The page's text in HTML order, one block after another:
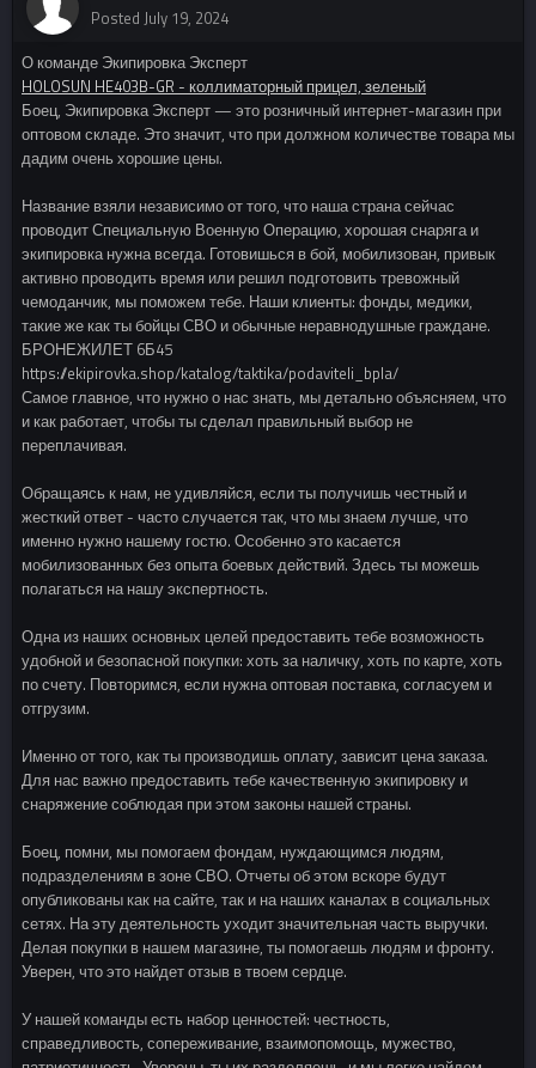
Posted July 19, 2024
О команде Экипировка Эксперт
HOLOSUN HE403B-GR - коллиматорный прицел, зеленый
Боец, Экипировка Эксперт — это розничный интернет-магазин при
оптовом складе. Это значит, что при должном количестве товара мы
дадим очень хорошие цены.
Название взяли независимо от того, что наша страна сейчас
проводит Специальную Военную Операцию, хорошая снаряга и
экипировка нужна всегда. Готовишься в бой, мобилизован, привык
активно проводить время или решил подготовить тревожный
чемоданчик, мы поможем тебе. Наши клиенты: фонды, медики,
такие же как ты бойцы СВО и обычные неравнодушные граждане.
БРОНЕЖИЛЕТ 6Б45
https://ekipirovka.shop/katalog/taktika/podaviteli_bpla/
Самое главное, что нужно о нас знать, мы детально объясняем, что
и как работает, чтобы ты сделал правильный выбор не
переплачивая.
Обращаясь к нам, не удивляйся, если ты получишь честный и
жесткий ответ - часто случается так, что мы знаем лучше, что
именно нужно нашему гостю. Особенно это касается
мобилизованных без опыта боевых действий. Здесь ты можешь
полагаться на нашу экспертность.
Одна из наших основных целей предоставить тебе возможность
удобной и безопасной покупки: хоть за наличку, хоть по карте, хоть
по счету. Повторимся, если нужна оптовая поставка, согласуем и
отгрузим.
Именно от того, как ты производишь оплату, зависит цена заказа.
Для нас важно предоставить тебе качественную экипировку и
снаряжение соблюдая при этом законы нашей страны.
Боец, помни, мы помогаем фондам, нуждающимся людям,
подразделениям в зоне СВО. Отчеты об этом вскоре будут
опубликованы как на сайте, так и на наших каналах в социальных
сетях. На эту деятельность уходит значительная часть выручки.
Делая покупки в нашем магазине, ты помогаешь людям и фронту.
Уверен, что это найдет отзыв в твоем сердце.
У нашей команды есть набор ценностей: честность,
справедливость, сопереживание, взаимопомощь, мужество,